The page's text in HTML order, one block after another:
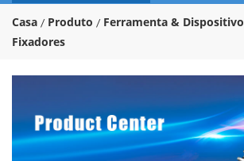
Casa Produto Ferramenta & Dispositivo
Fixadores